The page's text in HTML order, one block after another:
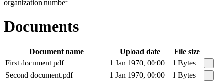
organization number
Documents
Document name Upload date
File size
First document.pdf
1 Jan 1970, 00:00
1 Bytes
Second document.pdf
1 Jan 1970, 00:00
1 Bytes